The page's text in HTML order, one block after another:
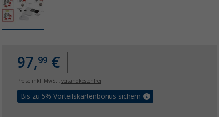
97,99 €
Preise inkl. MwSt., versandkostenfrei
Bis zu 5% Vorteilskartenbonus sichern